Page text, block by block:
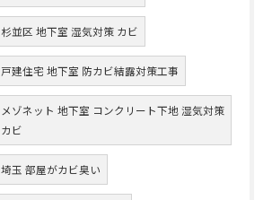
杉並区 地下室 湿気対策 カビ
戸建住宅 地下室 防カビ結露対策工事
メゾネット 地下室 コンクリート下地 湿気対策
カビ
埼玉 部屋がカビ臭い